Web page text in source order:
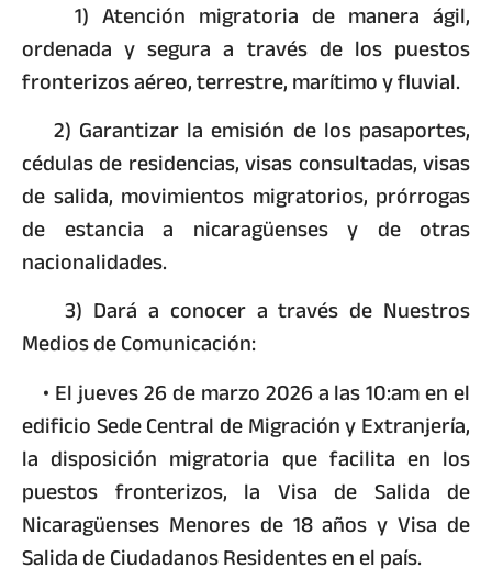
1) Atención migratoria de manera ágil,
ordenada y segura a través de los puestos
fronterizos aéreo, terrestre, marítimo y fluvial.
2) Garantizar la emisión de los pasaportes,
cédulas de residencias, visas consultadas, visas
de salida, movimientos migratorios, prórrogas
de estancia a nicaragüenses y de otras
nacionalidades.
3) Dará a conocer a través de Nuestros
Medios de Comunicación:
• El jueves 26 de marzo 2026 a las 10:am en el
edificio Sede Central de Migración y Extranjería,
la disposición migratoria que facilita en los
puestos fronterizos, la Visa de Salida de
Nicaragüenses Menores de 18 años y Visa de
Salida de Ciudadanos Residentes en el país.